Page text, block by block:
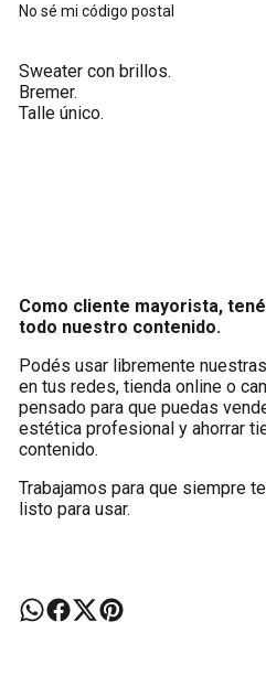
No sé mi código postal
Sweater con brillos.
Bremer.
Talle único.
Como cliente mayorista,
todo nuestro contenido.
Podés usar libremente
en tus redes, tienda online o
pensado para que puedas
estética profesional y ahorrar
contenido.
Trabajamos para que siempre
listo para usar.